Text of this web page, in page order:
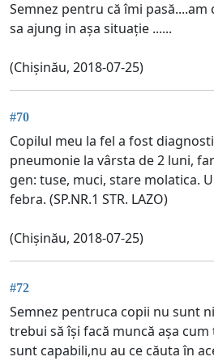
Semnez pentru că îmi
sa ajung in așa situație ......
(Chișinău, 2018-07-25)
#70
Copilul meu la fel a fost
pneumonie la vârsta de 2 luni,
gen: tuse, muci, stare molatica.
febra. (SP.NR.1 STR. LAZO)
(Chișinău, 2018-07-25)
#72
Semnez pentruca copii nu sunt
trebui să își facă muncă așa
sunt capabili,nu au ce căuta în